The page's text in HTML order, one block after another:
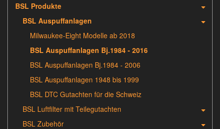
BSL Produkte
BSL Auspuffanlagen
Milwaukee-Eight Modelle ab 2018
BSL Auspuffanlagen Bj.1984 - 2016
BSL Auspuffanlagen Bj.1984 - 2006
BSL Auspuffanlagen 1948 bis 1999
BSL DTC Gutachten für die Schweiz
BSL Luftfilter mit Teilegutachten
BSL Zubehör